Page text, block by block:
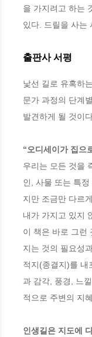
을 가지려고 하는
있다. 드릴을 사는
출판사 서평
낯선 길로 유혹하
문가 과정의 단계
발견하게 될 것이
“오디세이가 집으
우리는 모든 것을
인, 사물 또는 특
지만 조금만 다르
내가 가지고 있지
이 책은 바로 그런
지는 것의 필요성
적지(종결지)를 내
과 감각, 풍경, 느
적으로 주변의 지
인생길은 지도에